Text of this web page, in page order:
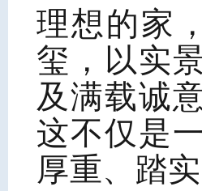
理想的家
玺，以实
及满载诚
这不仅是
厚重、踏